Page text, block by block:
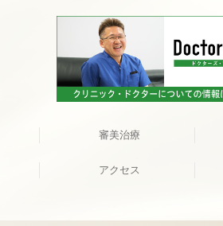
審美治療
アクセス